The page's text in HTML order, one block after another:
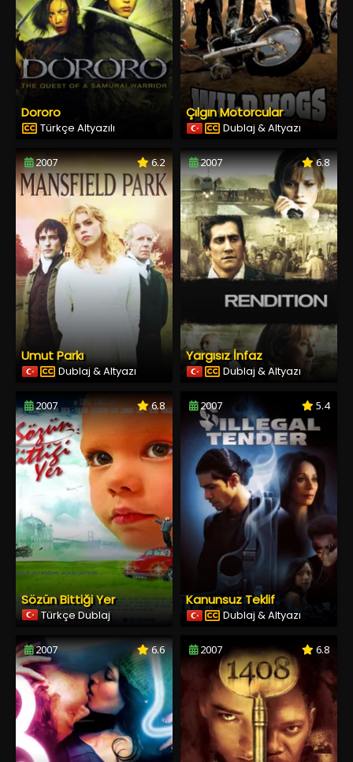
Dororo
Türkçe Altyazılı
Çılgın Motorcular
Dublaj & Altyazı
2007 6.2
Umut Parkı
Dublaj & Altyazı
2007 6.8
Yargısız İnfaz
Dublaj & Altyazı
2007 6.8
Sözün Bittiği Yer
Türkçe Dublaj
2007 5.4
Kanunsuz Teklif
Dublaj & Altyazı
2007 6.6 2007 6.8